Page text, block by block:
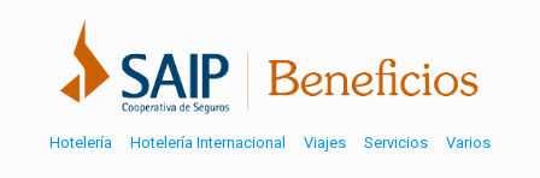
Hotelería Hotelería Internacional Viajes Servicios Varios